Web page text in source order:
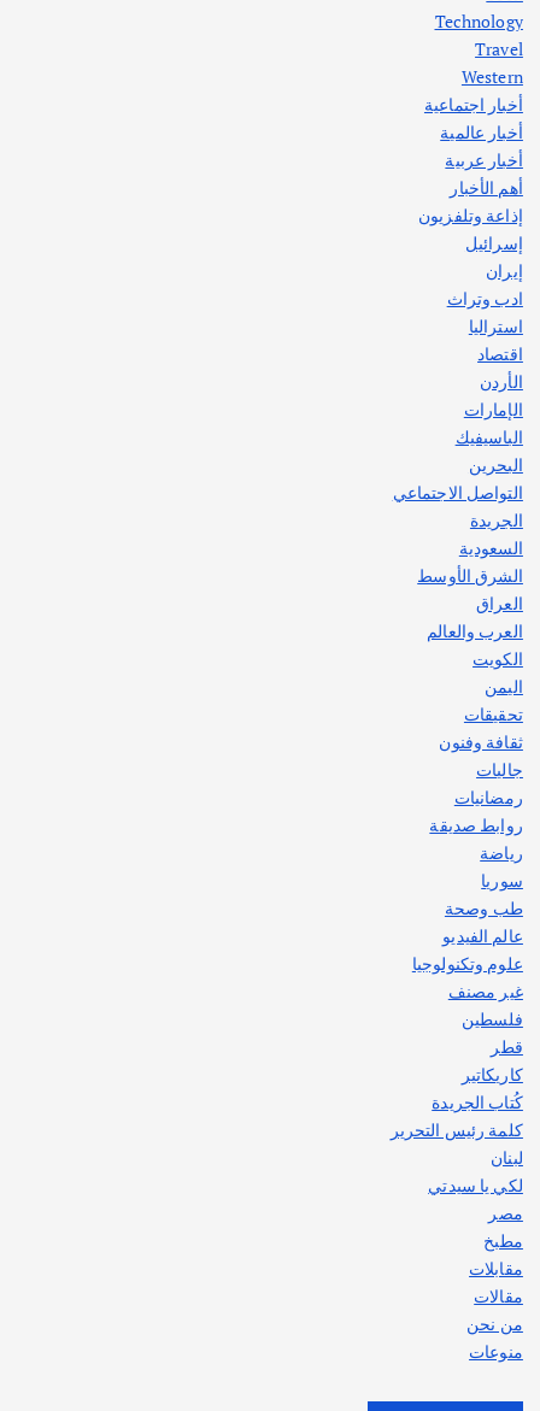
أغسطس 3, 2026
Technology
Travel
Western
أخبار اجتماعية
أخبار عالمية
أخبار عربية
أهم الأخبار
إذاعة وتلفزيون
إسرائيل
إيران
ادب وتراث
استراليا
اقتصاد
الأردن
الإمارات
الباسيفيك
البحرين
التواصل الاجتماعي
الجريدة
السعودية
الشرق الأوسط
العراق
العرب والعالم
الكويت
اليمن
تحقيقات
ثقافة وفنون
جاليات
رمضانيات
روابط صديقة
رياضة
سوريا
طب وصحة
عالم الفيديو
علوم وتكنولوجيا
غير مصنف
فلسطين
قطر
كاريكاتير
كُتاب الجريدة
كلمة رئيس التحرير
لبنان
لكي يا سيدتي
مصر
مطبخ
مقابلات
مقالات
من نحن
منوعات